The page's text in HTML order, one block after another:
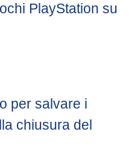
PlayStation su
per salvare i
chiusura del